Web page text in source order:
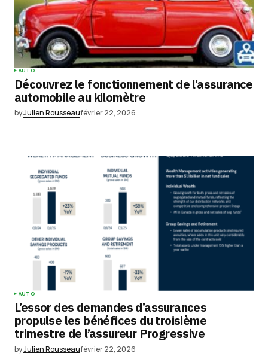
AUTO
Découvrez le fonctionnement de l’assurance
automobile au kilomètre
byJulien Rousseaufévrier 22, 2026
AUTO
L’essor des demandes d’assurances
propulse les bénéfices du troisième
trimestre de l’assureur Progressive
byJulien Rousseaufévrier 22, 2026